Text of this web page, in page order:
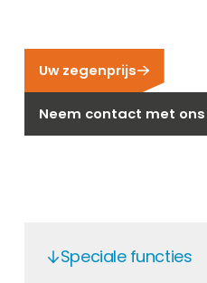
Ben je op zoek naar
hernieuwbare
aan het juiste adres!
Huiseigenaar
Uw zegenprijs
Neem contact met ons
Speciale functies